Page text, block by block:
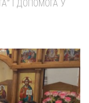
І ДОПОМОГА У